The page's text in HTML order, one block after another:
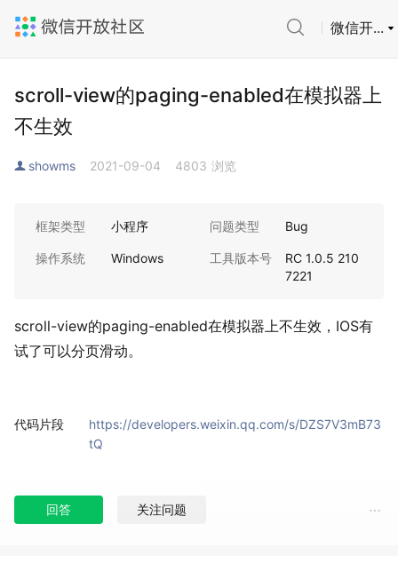
微信开...
scroll-view的paging-enabled在模拟器上
不生效
showms 2021-09-04 4803 浏览
框架类型 小程序 问题类型 Bug
操作系统 Windows 工具版本号
RC 1.0.5 210
7221
scroll-view的paging-enabled在模拟器上不生效，IOS有
试了可以分页滑动。
代码片段
https://developers.weixin.qq.com/s/DZS7V3mB73
tQ
回答 关注问题